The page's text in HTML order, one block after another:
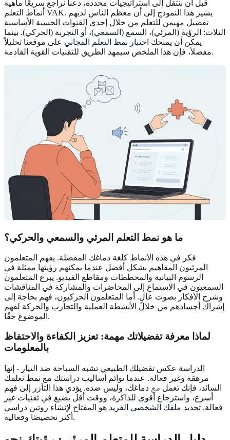
قبل أن ننتقل إلى استراتيجيات محددة، دعنا نراجع سريعًا ماهية
أنماط التعلم VAK. يشير هذا النموذج إلى أن معظم الناس لديهم
تفضيل مهيمن للتعلم من خلال إحدى القنوات الحسية الأساسية
الثلاث: الرؤية (المرئي)، السمع (السمعي)، أو التجربة (الحركي). بينما
يمكن أن يمنحك اختبار نمط التعلم المجاني على موقعنا تحليلاً
مفصلاً، فإن هذا الملخص سيمهد الطريق للتقنيات القوية القادمة.
ما هو نمط التعلم المرئي والسمعي والحركي؟
فكر في هذه الأنماط كلغة دماغك المفضلة. يفهم المتعلمون
المرئيون المفاهيم بشكل أفضل عندما يمكنهم رؤيتها ممثلة في
الرسوم البيانية والمخططات ومقاطع الفيديو. يبرع المتعلمون
السمعيون في الاستماع إلى المحاضرات والمشاركة في المناقشات
وشرح الأفكار بصوت عالٍ. أما المتعلمون الحركيون، فهم بحاجة إلى
إشراك أجسادهم من خلال الأنشطة العملية والتجارب والحركة لفهم
الموضوع حقًا.
لماذا معرفة تفضيلاتك مهمة: تعزيز الكفاءة والاحتفاظ
بالمعلومات
الدراسة عكس تفضيلك الطبيعي تشبه السباحة ضد التيار - إنها
مرهقة وغير فعالة. عندما توائم أساليب دراستك مع نمط تعلمك
السائد، فإنك تعمل مع دماغك، وليس ضده. يؤدي هذا التآزر إلى فهم
أسرع، واسترجاع أقوى للذاكرة، ووقت أقل يضيع في تقنيات غير
فعالة. تحديد ملفك الشخصي الفريد هو المفتاح لإنشاء روتين دراسي
أكثر تخصيصًا وفعالية.